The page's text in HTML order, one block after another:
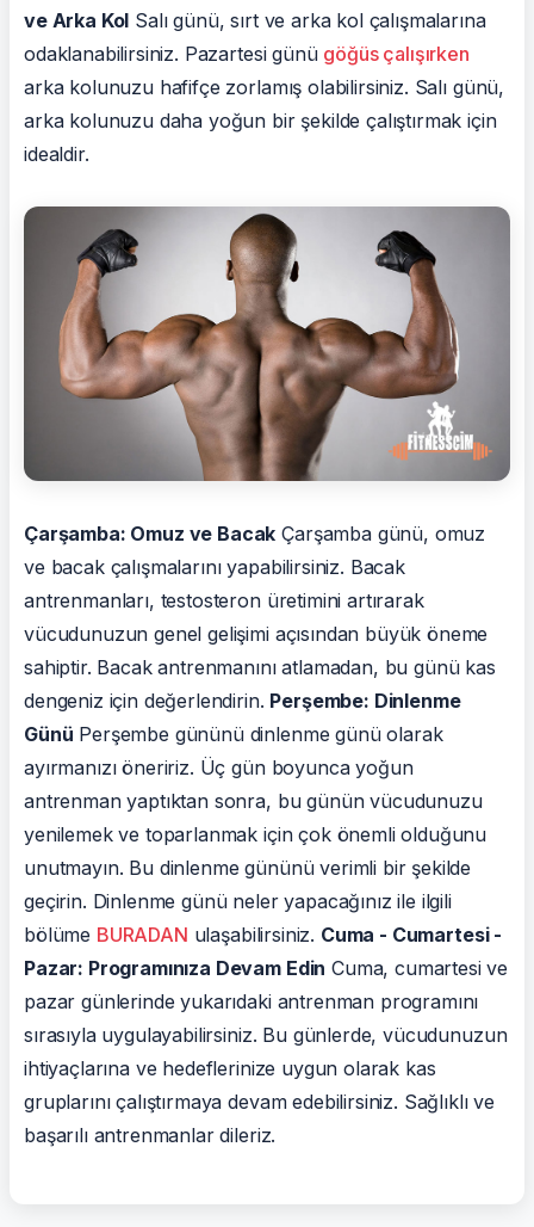
ve Arka Kol Salı günü, sırt ve arka kol çalışmalarına
odaklanabilirsiniz. Pazartesi günü göğüs çalışırken
arka kolunuzu hafifçe zorlamış olabilirsiniz. Salı günü,
arka kolunuzu daha yoğun bir şekilde çalıştırmak için
idealdir.
Çarşamba: Omuz ve Bacak Çarşamba günü, omuz
ve bacak çalışmalarını yapabilirsiniz. Bacak
antrenmanları, testosteron üretimini artırarak
vücudunuzun genel gelişimi açısından büyük öneme
sahiptir. Bacak antrenmanını atlamadan, bu günü kas
dengeniz için değerlendirin. Perşembe: Dinlenme
Günü Perşembe gününü dinlenme günü olarak
ayırmanızı öneririz. Üç gün boyunca yoğun
antrenman yaptıktan sonra, bu günün vücudunuzu
yenilemek ve toparlanmak için çok önemli olduğunu
unutmayın. Bu dinlenme gününü verimli bir şekilde
geçirin. Dinlenme günü neler yapacağınız ile ilgili
bölüme BURADAN ulaşabilirsiniz. Cuma - Cumartesi -
Pazar: Programınıza Devam Edin Cuma, cumartesi ve
pazar günlerinde yukarıdaki antrenman programını
sırasıyla uygulayabilirsiniz. Bu günlerde, vücudunuzun
ihtiyaçlarına ve hedeflerinize uygun olarak kas
gruplarını çalıştırmaya devam edebilirsiniz. Sağlıklı ve
başarılı antrenmanlar dileriz.